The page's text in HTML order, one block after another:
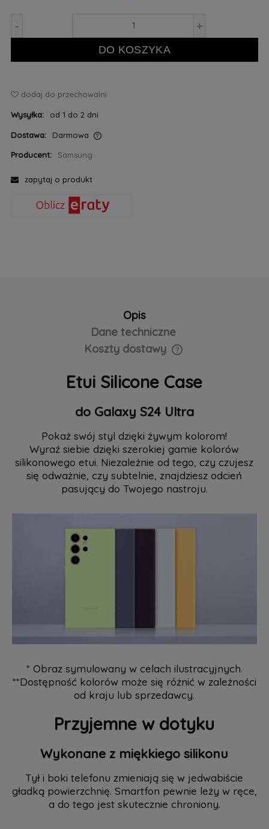
- +
DO KOSZYKA
dodaj do przechowalni
Wysyłka: od 1 do 2 dni
Dostawa:
Darmowa
Producent:
Samsung
zapytaj o produkt
Opis
Dane techniczne
Koszty dostawy
Cena nie zawiera ewentualnych kosztów płatności
Etui Silicone Case
do Galaxy S24 Ultra
Pokaż swój styl dzięki żywym kolorom!
Wyraź siebie dzięki szerokiej gamie kolorów
silikonowego etui. Niezależnie od tego, czy czujesz
się odważnie, czy subtelnie, znajdziesz odcień
pasujący do Twojego nastroju.
* Obraz symulowany w celach ilustracyjnych.
**Dostępność kolorów może się różnić w zależności
od kraju lub sprzedawcy.
Przyjemne w dotyku
Wykonane z miękkiego silikonu
Tył i boki telefonu zmieniają się w jedwabiście
gładką powierzchnię. Smartfon pewnie leży w ręce,
a do tego jest skutecznie chroniony.